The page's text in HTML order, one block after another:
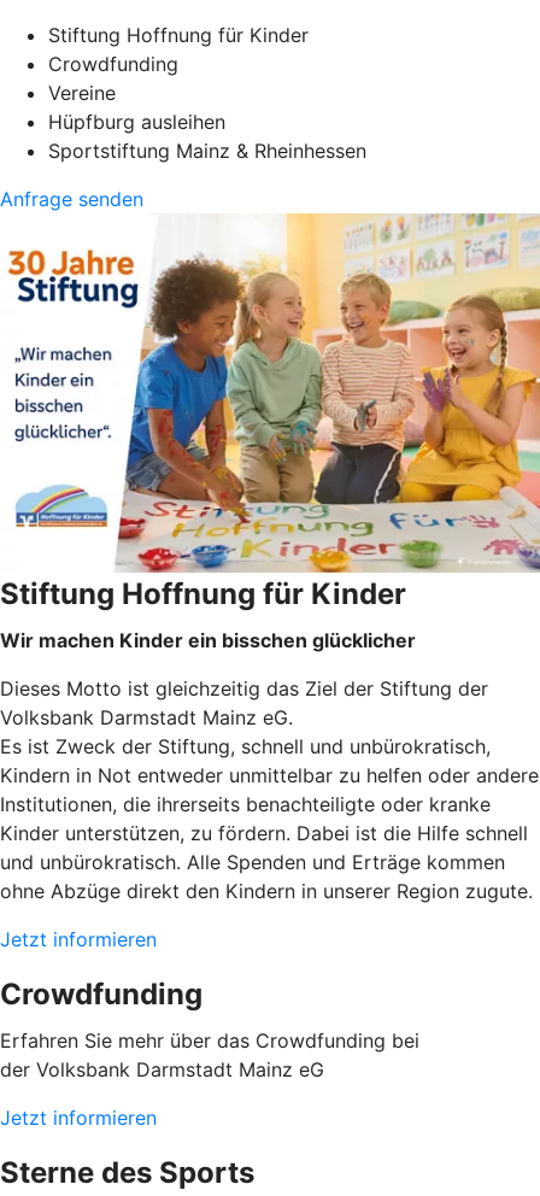
Stiftung Hoffnung für Kinder
Crowdfunding
Vereine
Hüpfburg ausleihen
Sportstiftung Mainz & Rheinhessen
Anfrage senden
Stiftung Hoffnung für Kinder
Wir machen Kinder ein bisschen glücklicher
Dieses Motto ist gleichzeitig das Ziel der Stiftung der
Volksbank Darmstadt Mainz eG.
Es ist Zweck der Stiftung, schnell und unbürokratisch,
Kindern in Not entweder unmittelbar zu helfen oder andere
Institutionen, die ihrerseits benachteiligte oder kranke
Kinder unterstützen, zu fördern. Dabei ist die Hilfe schnell
und unbürokratisch. Alle Spenden und Erträge kommen
ohne Abzüge direkt den Kindern in unserer Region zugute.
Jetzt informieren
Crowdfunding
Erfahren Sie mehr über das Crowdfunding bei
der Volksbank Darmstadt Mainz eG
Jetzt informieren
Sterne des Sports